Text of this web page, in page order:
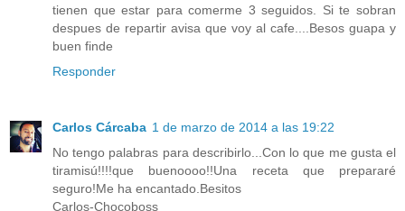
tienen que estar para comerme 3 seguidos. Si te sobran
despues de repartir avisa que voy al cafe....Besos guapa y
buen finde
Responder
Carlos Cárcaba 1 de marzo de 2014 a las 19:22
No tengo palabras para describirlo...Con lo que me gusta el
tiramisú!!!!que buenoooo!!Una receta que prepararé
seguro!Me ha encantado.Besitos
Carlos-Chocoboss